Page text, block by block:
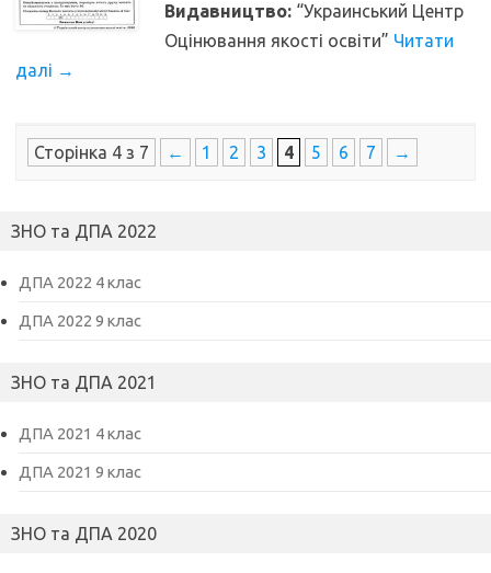
Видавництво: “Украинський Центр
Оцінювання якості освіти” Читати
далі →
Сторінка 4 з 7 ← 1 2 3 4 5 6 7 →
ЗНО та ДПА 2022
ДПА 2022 4 клас
ДПА 2022 9 клас
ЗНО та ДПА 2021
ДПА 2021 4 клас
ДПА 2021 9 клас
ЗНО та ДПА 2020